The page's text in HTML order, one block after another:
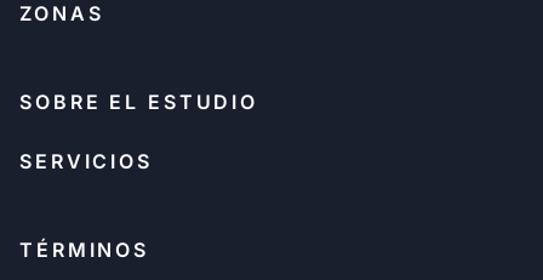
ZONAS
SOBRE EL ESTUDIO
SERVICIOS
TÉRMINOS